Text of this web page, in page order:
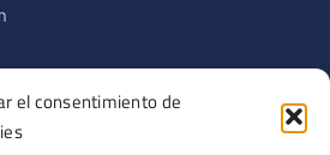
el consentimiento de